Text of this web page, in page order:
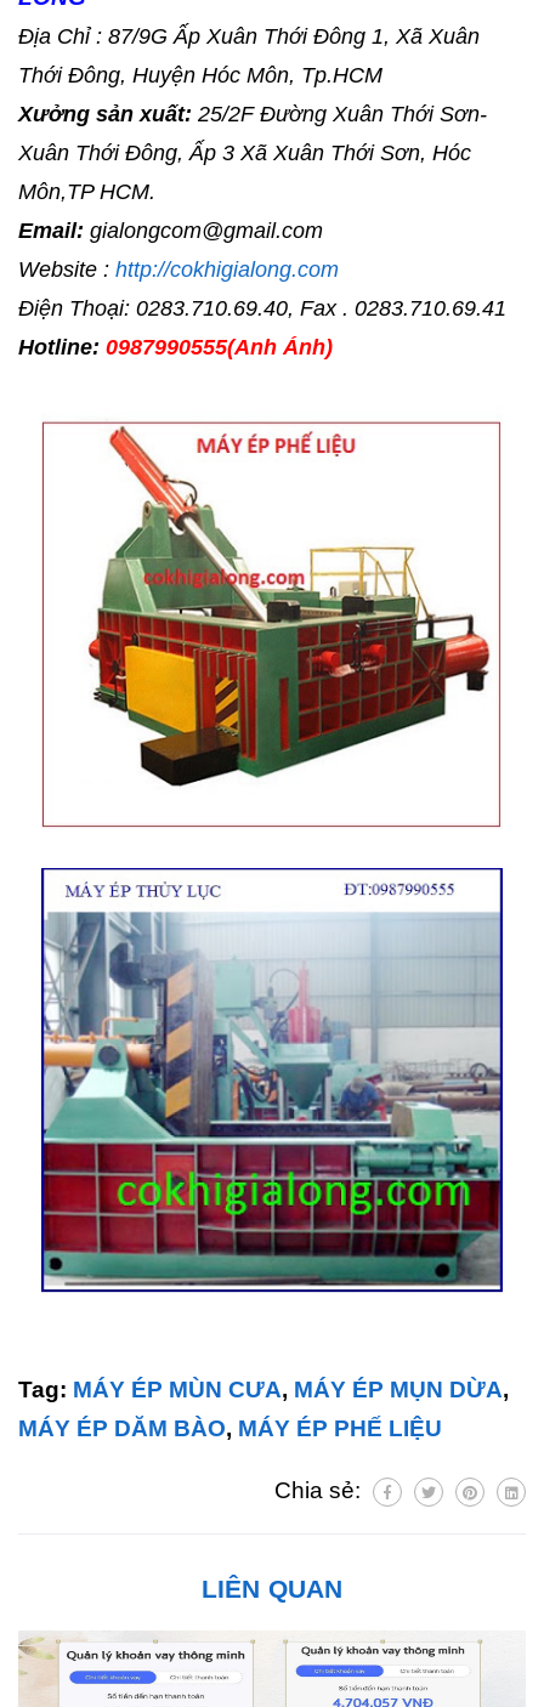
Địa Chỉ : 87/9G Ấp Xuân Thới Đông 1, Xã Xuân
Thới Đông, Huyện Hóc Môn, Tp.HCM
Xưởng sản xuất: 25/2F Đường Xuân Thới Sơn-
Xuân Thới Đông, Ấp 3 Xã Xuân Thới Sơn, Hóc
Môn,TP HCM.
Email: gialongcom@gmail.com
Website : http://cokhigialong.com
Điện Thoại: 0283.710.69.40, Fax . 0283.710.69.41
Hotline: 0987990555(Anh Ánh)
Tag: MÁY ÉP MÙN CƯA, MÁY ÉP MỤN DỪA,
MÁY ÉP DĂM BÀO, MÁY ÉP PHẾ LIỆU
Chia sẻ:
LIÊN QUAN